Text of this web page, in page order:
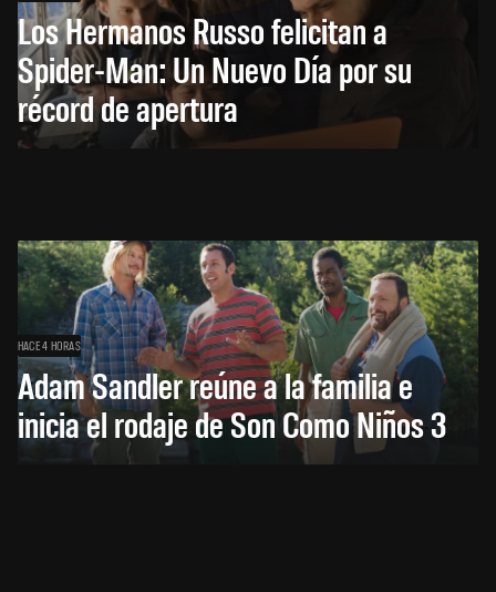
Los Hermanos Russo felicitan a
Spider-Man: Un Nuevo Día por su
récord de apertura
HACE 4 HORAS
Adam Sandler reúne a la familia e
inicia el rodaje de Son Como Niños 3